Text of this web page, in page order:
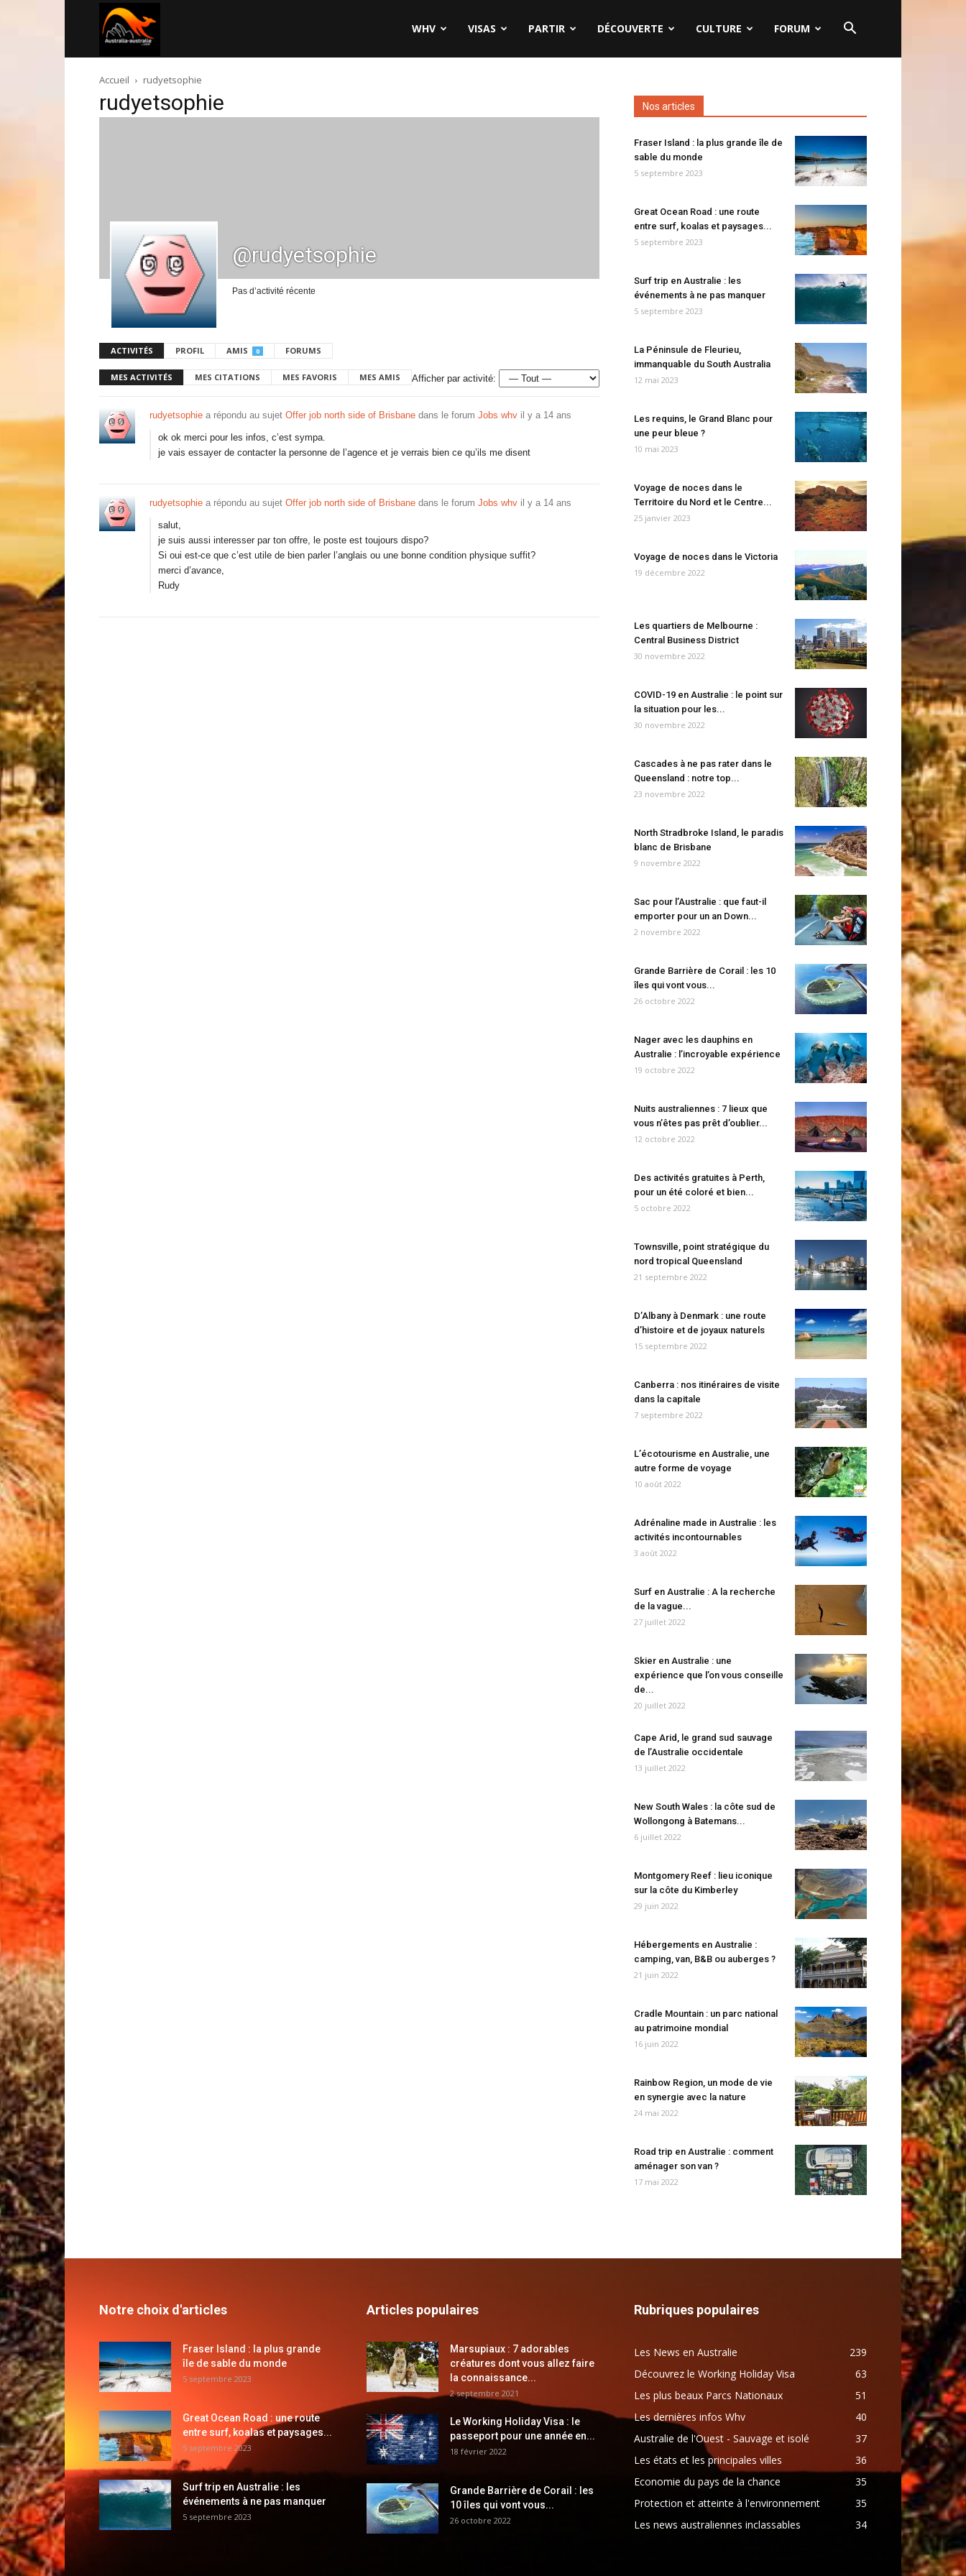
australie.com
WHV VISAS PARTIR DÉCOUVERTE CULTURE FORUM
Accueil rudyetsophie
rudyetsophie
@rudyetsophie
Pas d’activité récente
ACTIVITÉS PROFIL AMIS 0 FORUMS
MES ACTIVITÉS MES CITATIONS MES FAVORIS MES AMIS Afficher par activité:
rudyetsophie a répondu au sujet Offer job north side of Brisbane dans le forum Jobs whv il y a 14 ans
ok ok merci pour les infos, c’est sympa.
je vais essayer de contacter la personne de l’agence et je verrais bien ce qu’ils me disent
rudyetsophie a répondu au sujet Offer job north side of Brisbane dans le forum Jobs whv il y a 14 ans
salut,
je suis aussi interesser par ton offre, le poste est toujours dispo?
Si oui est-ce que c’est utile de bien parler l’anglais ou une bonne condition physique suffit?
merci d’avance,
Rudy
Nos articles
Fraser Island : la plus grande île de
sable du monde
5 septembre 2023
Great Ocean Road : une route
entre surf, koalas et paysages...
5 septembre 2023
Surf trip en Australie : les
événements à ne pas manquer
5 septembre 2023
La Péninsule de Fleurieu,
immanquable du South Australia
12 mai 2023
Les requins, le Grand Blanc pour
une peur bleue ?
10 mai 2023
Voyage de noces dans le
Territoire du Nord et le Centre...
25 janvier 2023
Voyage de noces dans le Victoria
19 décembre 2022
Les quartiers de Melbourne :
Central Business District
30 novembre 2022
COVID-19 en Australie : le point sur
la situation pour les...
30 novembre 2022
Cascades à ne pas rater dans le
Queensland : notre top...
23 novembre 2022
North Stradbroke Island, le paradis
blanc de Brisbane
9 novembre 2022
Sac pour l’Australie : que faut-il
emporter pour un an Down...
2 novembre 2022
Grande Barrière de Corail : les 10
îles qui vont vous...
26 octobre 2022
Nager avec les dauphins en
Australie : l’incroyable expérience
19 octobre 2022
Nuits australiennes : 7 lieux que
vous n’êtes pas prêt d’oublier...
12 octobre 2022
Des activités gratuites à Perth,
pour un été coloré et bien...
5 octobre 2022
Townsville, point stratégique du
nord tropical Queensland
21 septembre 2022
D’Albany à Denmark : une route
d’histoire et de joyaux naturels
15 septembre 2022
Canberra : nos itinéraires de visite
dans la capitale
7 septembre 2022
L’écotourisme en Australie, une
autre forme de voyage
10 août 2022
Adrénaline made in Australie : les
activités incontournables
3 août 2022
Surf en Australie : A la recherche
de la vague...
27 juillet 2022
Skier en Australie : une
expérience que l’on vous conseille
de...
20 juillet 2022
Cape Arid, le grand sud sauvage
de l’Australie occidentale
13 juillet 2022
New South Wales : la côte sud de
Wollongong à Batemans...
6 juillet 2022
Montgomery Reef : lieu iconique
sur la côte du Kimberley
29 juin 2022
Hébergements en Australie :
camping, van, B&B ou auberges ?
21 juin 2022
Cradle Mountain : un parc national
au patrimoine mondial
16 juin 2022
Rainbow Region, un mode de vie
en synergie avec la nature
24 mai 2022
Road trip en Australie : comment
aménager son van ?
17 mai 2022
Notre choix d'articles
Fraser Island : la plus grande
île de sable du monde
5 septembre 2023
Great Ocean Road : une route
entre surf, koalas et paysages...
5 septembre 2023
Surf trip en Australie : les
événements à ne pas manquer
5 septembre 2023
Articles populaires
Marsupiaux : 7 adorables
créatures dont vous allez faire
la connaissance...
2 septembre 2021
Le Working Holiday Visa : le
passeport pour une année en...
18 février 2022
Grande Barrière de Corail : les
10 îles qui vont vous...
26 octobre 2022
Rubriques populaires
Les News en Australie
239
Découvrez le Working Holiday Visa
63
Les plus beaux Parcs Nationaux
51
Les dernières infos Whv
40
Australie de l'Ouest - Sauvage et isolé
37
Les états et les principales villes
36
Economie du pays de la chance
35
Protection et atteinte à l'environnement
35
Les news australiennes inclassables
34